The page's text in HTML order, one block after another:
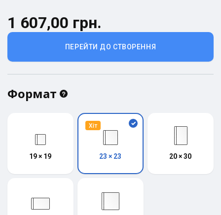
ПЕРЕЙТИ ДО СТВОРЕННЯ
1 607,00 грн.
Формат
19 × 19
Хіт
23 × 23 20 × 30